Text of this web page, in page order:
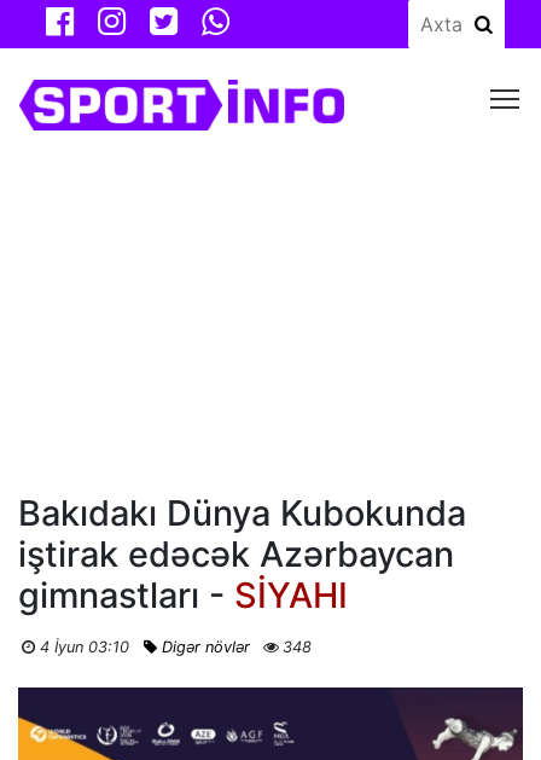
Bakıdakı Dünya Kubokunda
iştirak edəcək Azərbaycan
gimnastları - SİYAHI
4 İyun 03:10 Digər növlər 348